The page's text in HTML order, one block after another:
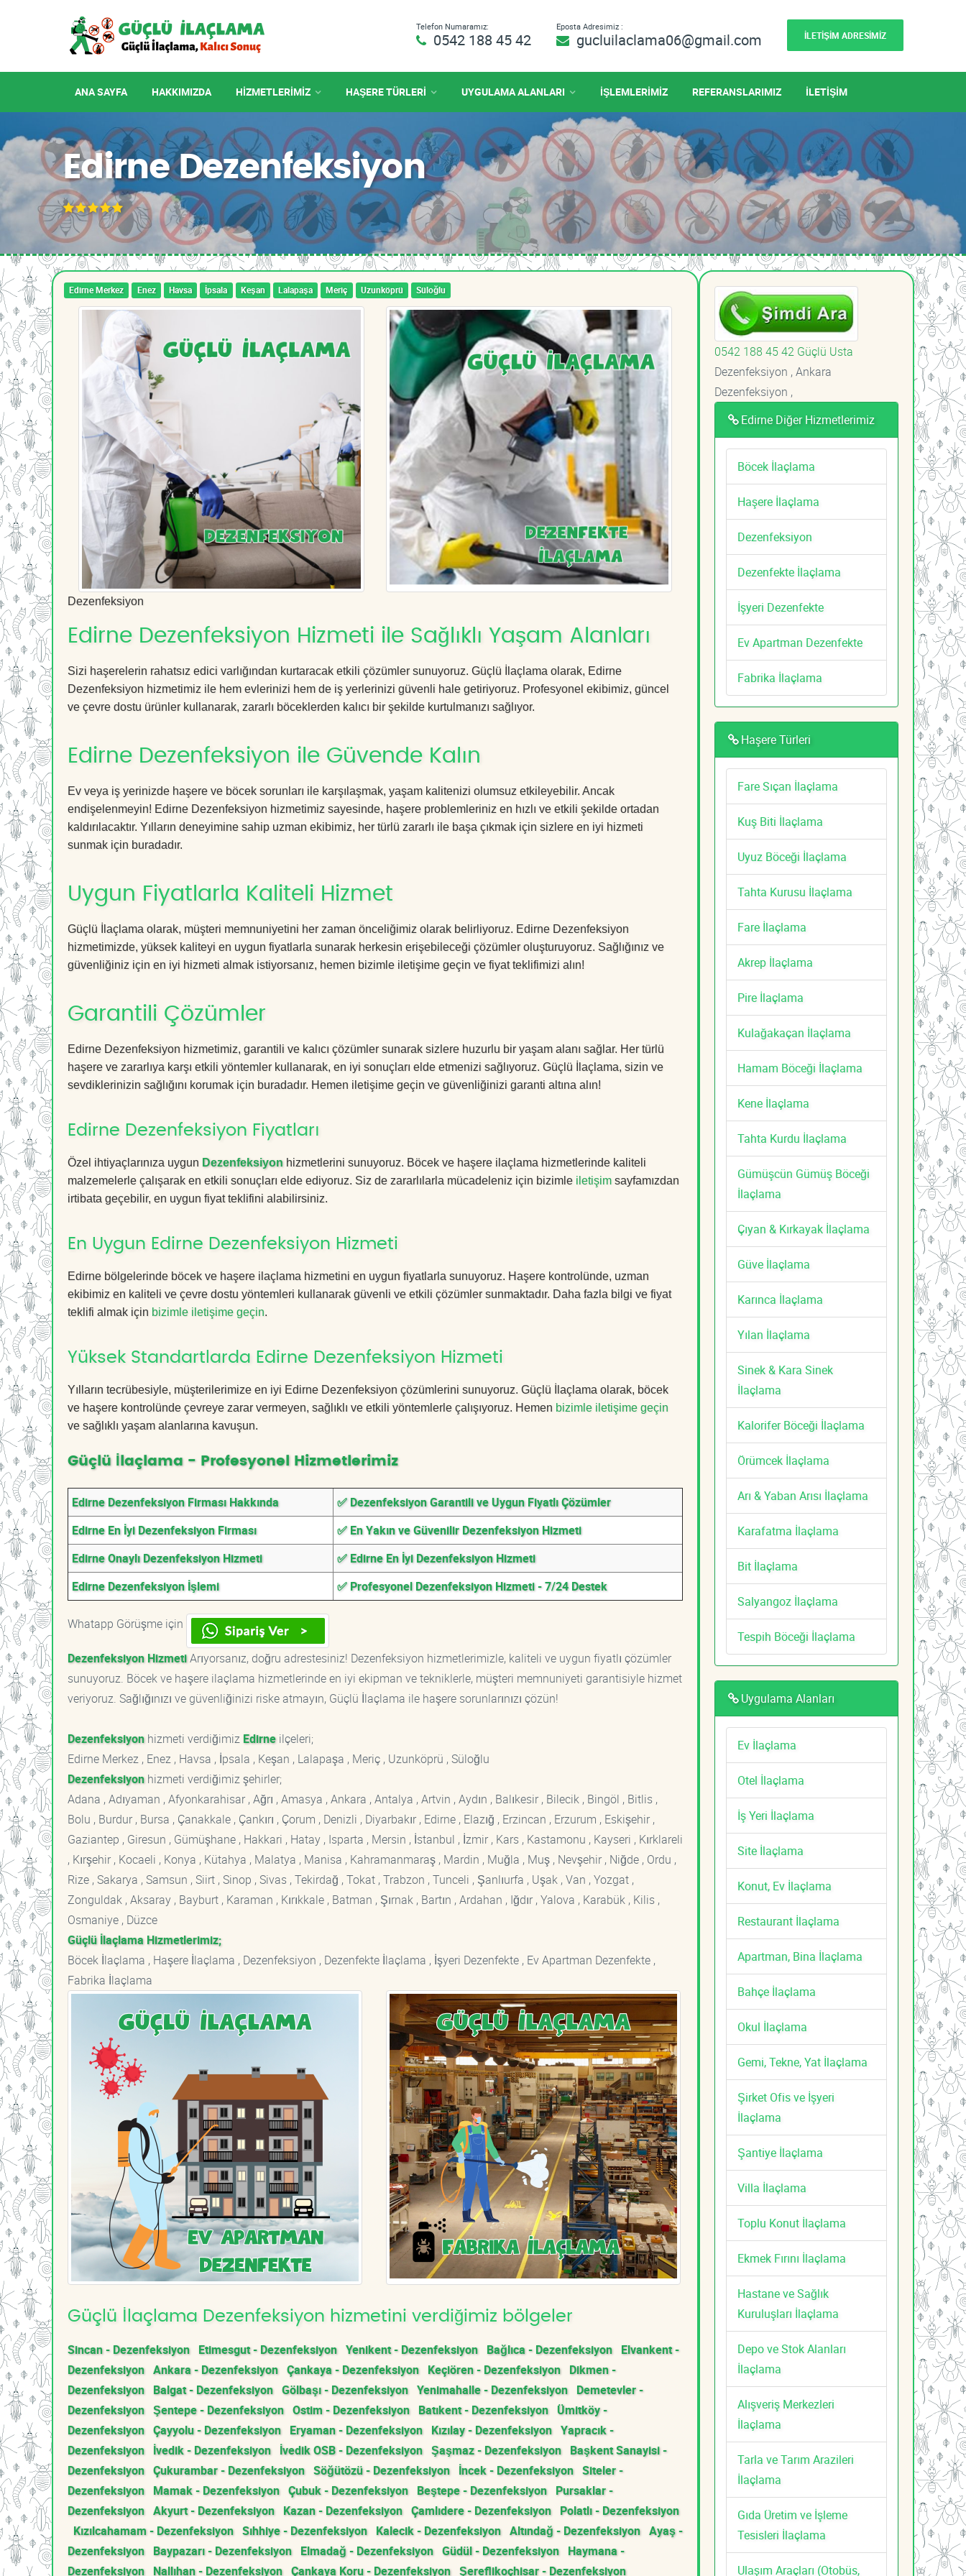
Telefon Numaramız:
0542 188 45 42
Eposta Adresimiz :
gucluilaclama06@gmail.com İLETİŞİM ADRESİMİZ
ANA SAYFA HAKKIMIZDA HIZMETLERIMIZ HAŞERE TÜRLERİ UYGULAMA ALANLARI İŞLEMLERİMİZ REFERANSLARIMIZ İLETİŞİM
Edirne Dezenfeksiyon
Edirne Merkez Enez Havsa İpsala Keşan Lalapaşa Meriç Uzunköprü Süloğlu
Dezenfeksiyon
Edirne Dezenfeksiyon Hizmeti ile Sağlıklı Yaşam Alanları
Sizi haşerelerin rahatsız edici varlığından kurtaracak etkili çözümler sunuyoruz. Güçlü İlaçlama olarak, Edirne
Dezenfeksiyon hizmetimiz ile hem evlerinizi hem de iş yerlerinizi güvenli hale getiriyoruz. Profesyonel ekibimiz, güncel
ve çevre dostu ürünler kullanarak, zararlı böceklerden kalıcı bir şekilde kurtulmanızı sağlıyor.
Edirne Dezenfeksiyon ile Güvende Kalın
Ev veya iş yerinizde haşere ve böcek sorunları ile karşılaşmak, yaşam kalitenizi olumsuz etkileyebilir. Ancak
endişelenmeyin! Edirne Dezenfeksiyon hizmetimiz sayesinde, haşere problemleriniz en hızlı ve etkili şekilde ortadan
kaldırılacaktır. Yılların deneyimine sahip uzman ekibimiz, her türlü zararlı ile başa çıkmak için sizlere en iyi hizmeti
sunmak için buradadır.
Uygun Fiyatlarla Kaliteli Hizmet
Güçlü İlaçlama olarak, müşteri memnuniyetini her zaman önceliğimiz olarak belirliyoruz. Edirne Dezenfeksiyon
hizmetimizde, yüksek kaliteyi en uygun fiyatlarla sunarak herkesin erişebileceği çözümler oluşturuyoruz. Sağlığınız ve
güvenliğiniz için en iyi hizmeti almak istiyorsanız, hemen bizimle iletişime geçin ve fiyat teklifimizi alın!
Garantili Çözümler
Edirne Dezenfeksiyon hizmetimiz, garantili ve kalıcı çözümler sunarak sizlere huzurlu bir yaşam alanı sağlar. Her türlü
haşere ve zararlıya karşı etkili yöntemler kullanarak, en iyi sonuçları elde etmenizi sağlıyoruz. Güçlü İlaçlama, sizin ve
sevdiklerinizin sağlığını korumak için buradadır. Hemen iletişime geçin ve güvenliğinizi garanti altına alın!
Edirne Dezenfeksiyon Fiyatları
Özel ihtiyaçlarınıza uygun Dezenfeksiyon hizmetlerini sunuyoruz. Böcek ve haşere ilaçlama hizmetlerinde kaliteli
malzemelerle çalışarak en etkili sonuçları elde ediyoruz. Siz de zararlılarla mücadeleniz için bizimle iletişim sayfamızdan
irtibata geçebilir, en uygun fiyat teklifini alabilirsiniz.
En Uygun Edirne Dezenfeksiyon Hizmeti
Edirne bölgelerinde böcek ve haşere ilaçlama hizmetini en uygun fiyatlarla sunuyoruz. Haşere kontrolünde, uzman
ekibimiz en kaliteli ve çevre dostu yöntemleri kullanarak güvenli ve etkili çözümler sunmaktadır. Daha fazla bilgi ve fiyat
teklifi almak için bizimle iletişime geçin.
Yüksek Standartlarda Edirne Dezenfeksiyon Hizmeti
Yılların tecrübesiyle, müşterilerimize en iyi Edirne Dezenfeksiyon çözümlerini sunuyoruz. Güçlü İlaçlama olarak, böcek
ve haşere kontrolünde çevreye zarar vermeyen, sağlıklı ve etkili yöntemlerle çalışıyoruz. Hemen bizimle iletişime geçin
ve sağlıklı yaşam alanlarına kavuşun.
Güçlü İlaçlama - Profesyonel Hizmetlerimiz
Edirne Dezenfeksiyon Firması Hakkında
✅ Dezenfeksiyon Garantili ve Uygun Fiyatlı Çözümler
Edirne En İyi Dezenfeksiyon Firması
✅ En Yakın ve Güvenilir Dezenfeksiyon Hizmeti
Edirne Onaylı Dezenfeksiyon Hizmeti
✅ Edirne En İyi Dezenfeksiyon Hizmeti
Edirne Dezenfeksiyon İşlemi
✅ Profesyonel Dezenfeksiyon Hizmeti - 7/24 Destek
Whatapp Görüşme için
Dezenfeksiyon HizmetiArıyorsanız, doğru adrestesiniz! Dezenfeksiyon hizmetlerimizle, kaliteli ve uygun fiyatlı çözümler
sunuyoruz. Böcek ve haşere ilaçlama hizmetlerinde en iyi ekipman ve tekniklerle, müşteri memnuniyeti garantisiyle hizmet
veriyoruz. Sağlığınızı ve güvenliğinizi riske atmayın, Güçlü İlaçlama ile haşere sorunlarınızı çözün!
Dezenfeksiyonhizmeti verdiğimiz Edirneilçeleri;
Edirne Merkez , Enez , Havsa , İpsala , Keşan , Lalapaşa , Meriç , Uzunköprü , Süloğlu
Dezenfeksiyonhizmeti verdiğimiz şehirler;
Adana , Adıyaman , Afyonkarahisar , Ağrı , Amasya , Ankara , Antalya , Artvin , Aydın , Balıkesir , Bilecik , Bingöl , Bitlis ,
Bolu , Burdur , Bursa , Çanakkale , Çankırı , Çorum , Denizli , Diyarbakır , Edirne , Elazığ , Erzincan , Erzurum , Eskişehir ,
Gaziantep , Giresun , Gümüşhane , Hakkari , Hatay , Isparta , Mersin , İstanbul , İzmir , Kars , Kastamonu , Kayseri , Kırklareli
, Kırşehir , Kocaeli , Konya , Kütahya , Malatya , Manisa , Kahramanmaraş , Mardin , Muğla , Muş , Nevşehir , Niğde , Ordu ,
Rize , Sakarya , Samsun , Siirt , Sinop , Sivas , Tekirdağ , Tokat , Trabzon , Tunceli , Şanlıurfa , Uşak , Van , Yozgat ,
Zonguldak , Aksaray , Bayburt , Karaman , Kırıkkale , Batman , Şırnak , Bartın , Ardahan , Iğdır , Yalova , Karabük , Kilis ,
Osmaniye , Düzce
Güçlü İlaçlama Hizmetlerimiz;
Böcek İlaçlama , Haşere İlaçlama , Dezenfeksiyon , Dezenfekte İlaçlama , İşyeri Dezenfekte , Ev Apartman Dezenfekte ,
Fabrika İlaçlama
Güçlü İlaçlama Dezenfeksiyon hizmetini verdiğimiz bölgeler
Sincan - Dezenfeksiyon Etimesgut - Dezenfeksiyon Yenikent - Dezenfeksiyon Bağlıca - Dezenfeksiyon Elvankent -
Dezenfeksiyon Ankara - Dezenfeksiyon Çankaya - Dezenfeksiyon Keçiören - Dezenfeksiyon Dikmen -
Dezenfeksiyon Balgat - Dezenfeksiyon Gölbaşı - Dezenfeksiyon Yenimahalle - Dezenfeksiyon Demetevler -
Dezenfeksiyon Şentepe - Dezenfeksiyon Ostim - Dezenfeksiyon Batıkent - Dezenfeksiyon Ümitköy -
Dezenfeksiyon Çayyolu - Dezenfeksiyon Eryaman - Dezenfeksiyon Kızılay - Dezenfeksiyon Yapracık -
Dezenfeksiyon İvedik - Dezenfeksiyon İvedik OSB - Dezenfeksiyon Şaşmaz - Dezenfeksiyon Başkent Sanayisi -
Dezenfeksiyon Çukurambar - Dezenfeksiyon Söğütözü - Dezenfeksiyon İncek - Dezenfeksiyon Siteler -
Dezenfeksiyon Mamak - Dezenfeksiyon Çubuk - Dezenfeksiyon Beştepe - Dezenfeksiyon Pursaklar -
Dezenfeksiyon Akyurt - Dezenfeksiyon Kazan - Dezenfeksiyon Çamlıdere - Dezenfeksiyon Polatlı - Dezenfeksiyon
Kızılcahamam - Dezenfeksiyon Sıhhiye - Dezenfeksiyon Kalecik - Dezenfeksiyon Altındağ - Dezenfeksiyon Ayaş -
Dezenfeksiyon Baypazarı - Dezenfeksiyon Elmadağ - Dezenfeksiyon Güdül - Dezenfeksiyon Haymana -
Dezenfeksiyon Nallıhan - Dezenfeksiyon Çankaya Koru - Dezenfeksiyon Şereflikoçhisar - Dezenfeksiyon
0542 188 45 42 Güçlü Usta
Dezenfeksiyon , Ankara
Dezenfeksiyon ,
Edirne Diğer Hizmetlerimiz
Böcek İlaçlama
Haşere İlaçlama
Dezenfeksiyon
Dezenfekte İlaçlama
İşyeri Dezenfekte
Ev Apartman Dezenfekte
Fabrika İlaçlama
Haşere Türleri
Fare Sıçan İlaçlama
Kuş Biti İlaçlama
Uyuz Böceği İlaçlama
Tahta Kurusu İlaçlama
Fare İlaçlama
Akrep İlaçlama
Pire İlaçlama
Kulağakaçan İlaçlama
Hamam Böceği İlaçlama
Kene İlaçlama
Tahta Kurdu İlaçlama
Gümüşcün Gümüş Böceği
İlaçlama
Çıyan & Kırkayak İlaçlama
Güve İlaçlama
Karınca İlaçlama
Yılan İlaçlama
Sinek & Kara Sinek
İlaçlama
Kalorifer Böceği İlaçlama
Örümcek İlaçlama
Arı & Yaban Arısı İlaçlama
Karafatma İlaçlama
Bit İlaçlama
Salyangoz İlaçlama
Tespih Böceği İlaçlama
Uygulama Alanları
Ev İlaçlama
Otel İlaçlama
İş Yeri İlaçlama
Site İlaçlama
Konut, Ev İlaçlama
Restaurant İlaçlama
Apartman, Bina İlaçlama
Bahçe İlaçlama
Okul İlaçlama
Gemi, Tekne, Yat İlaçlama
Şirket Ofis ve İşyeri
İlaçlama
Şantiye İlaçlama
Villa İlaçlama
Toplu Konut İlaçlama
Ekmek Fırını İlaçlama
Hastane ve Sağlık
Kuruluşları İlaçlama
Depo ve Stok Alanları
İlaçlama
Alışveriş Merkezleri
İlaçlama
Tarla ve Tarım Arazileri
İlaçlama
Gıda Üretim ve İşleme
Tesisleri İlaçlama
Ulaşım Araçları (Otobüs,